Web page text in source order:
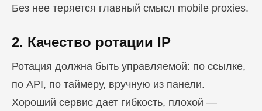
Без нее теряется главный смысл mobile proxies.
2. Качество ротации IP
Ротация должна быть управляемой: по ссылке,
по API, по таймеру, вручную из панели.
Хороший сервис дает гибкость, плохой —